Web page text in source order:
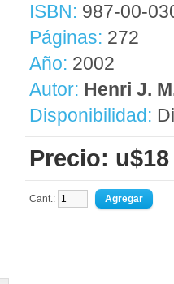
ISBN: 987-00-
Páginas: 272
Año: 2002
Autor: Henri J.
Disponibilidad:
Precio: u$18
Cant.: